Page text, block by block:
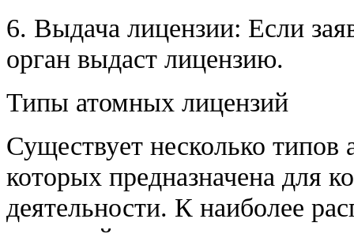
6. Выдача лицензии: Если
орган выдаст лицензию.
Типы атомных лицензий
Существует несколько
которых предназначена для
деятельности. К наиболее